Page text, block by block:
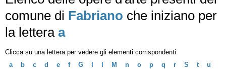
comune di Fabriano che iniziano per
la lettera a
Clicca su una lettera per vedere gli elementi corrispondenti
a
b c d e f G M n o p q r S t u